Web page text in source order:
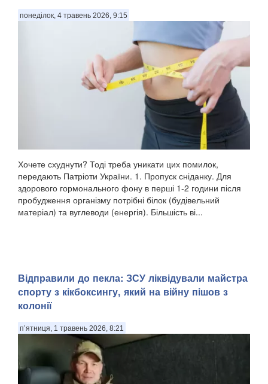
понеділок, 4 травень 2026, 9:15
Хочете схуднути? Тоді треба уникати цих помилок,
передають Патріоти України. 1. Пропуск сніданку. Для
здорового гормонального фону в перші 1-2 години після
пробудження організму потрібні білок (будівельний
матеріал) та вуглеводи (енергія). Більшість ві...
Відправили до пекла: ЗСУ ліквідували майстра
спорту з кікбоксингу, який на війну пішов з
колонії
п’ятниця, 1 травень 2026, 8:21